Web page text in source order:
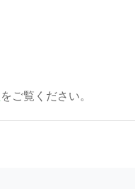
をご覧ください。